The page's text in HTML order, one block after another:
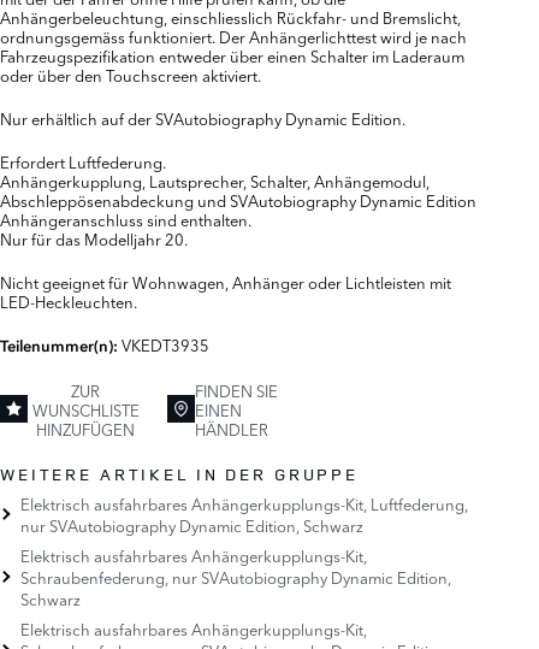
Anhängerbeleuchtung, einschliesslich Rückfahr- und Bremslicht,
ordnungsgemäss funktioniert. Der Anhängerlichttest wird je nach
Fahrzeugspezifikation entweder über einen Schalter im Laderaum
oder über den Touchscreen aktiviert.
Nur erhältlich auf der SVAutobiography Dynamic Edition.
Erfordert Luftfederung.
Anhängerkupplung, Lautsprecher, Schalter, Anhängemodul,
Abschleppösenabdeckung und SVAutobiography Dynamic Edition
Anhängeranschluss sind enthalten.
Nur für das Modelljahr 20.
Nicht geeignet für Wohnwagen, Anhänger oder Lichtleisten mit
LED-Heckleuchten.
Teilenummer(n): VKEDT3935
ZUR
WUNSCHLISTE
HINZUFÜGEN
FINDEN SIE
EINEN
HÄNDLER
WEITERE ARTIKEL IN DER GRUPPE
Elektrisch ausfahrbares Anhängerkupplungs-Kit, Luftfederung,
nur SVAutobiography Dynamic Edition, Schwarz
Elektrisch ausfahrbares Anhängerkupplungs-Kit,
Schraubenfederung, nur SVAutobiography Dynamic Edition,
Schwarz
Elektrisch ausfahrbares Anhängerkupplungs-Kit,